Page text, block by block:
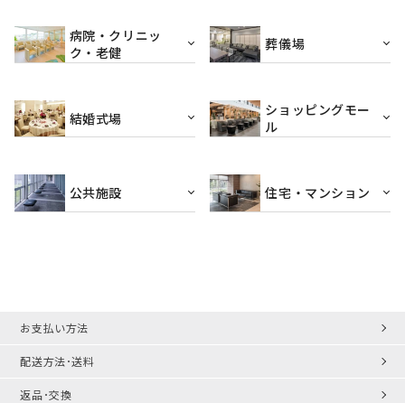
病院・クリニッ
ク・老健
葬儀場
結婚式場
ショッピングモー
ル
公共施設 住宅・マンション
お支払い方法
配送方法･送料
返品･交換